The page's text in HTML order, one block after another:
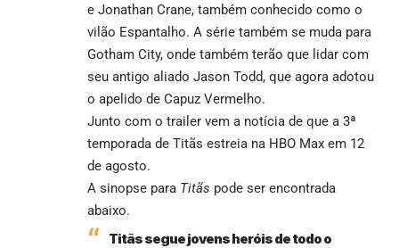
e Jonathan Crane, também conhecido como o
vilão Espantalho. A série também se muda para
Gotham City, onde também terão que lidar com
seu antigo aliado Jason Todd, que agora adotou
o apelido de Capuz Vermelho.
Junto com o trailer vem a notícia de que a 3ª
temporada de Titãs estreia na HBO Max em 12
de agosto.
A sinopse para Titãs pode ser encontrada
abaixo.
Titãs segue jovens heróis de todo o